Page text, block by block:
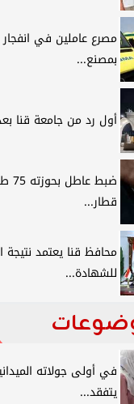
مصرع عاملين في انفجار
بمصنع...
أول رد من جامعة قنا
قطار...
محافظ قنا يعتمد نتيجة
للشهادة...
في أولى جولاته
يتفقد...